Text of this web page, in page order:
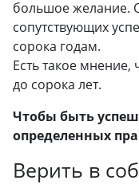
большое желание.
сопутствующих
сорока годам.
Есть такое мнение,
до сорока лет.
Чтобы быть
определенных
Верить в